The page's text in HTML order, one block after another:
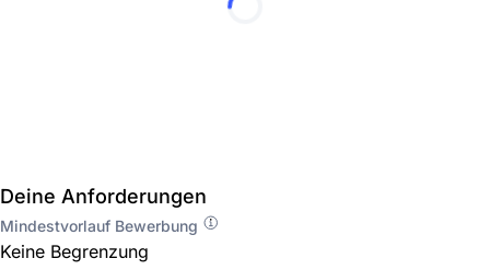
Deine Anforderungen
Mindestvorlauf Bewerbung
Keine Begrenzung